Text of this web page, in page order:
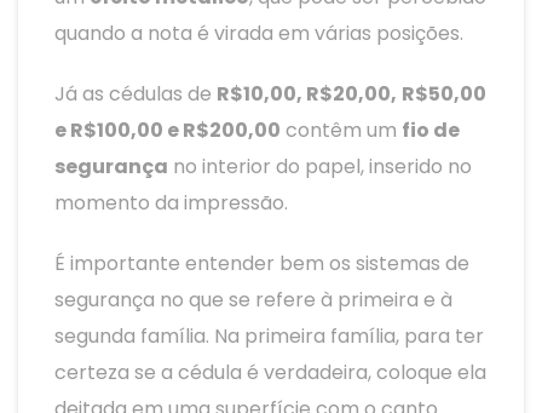
quando a nota é virada em várias posições.
Já as cédulas de R$10,00, R$20,00, R$50,00
e R$100,00 e R$200,00 contêm um fio de
segurança no interior do papel, inserido no
momento da impressão.
É importante entender bem os sistemas de
segurança no que se refere à primeira e à
segunda família. Na primeira família, para ter
certeza se a cédula é verdadeira, coloque ela